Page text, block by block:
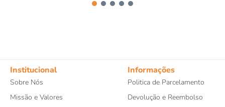
Institucional
Sobre Nós
Missão e Valores
Informações
Politica de Parcelamento
Devolução e Reembolso